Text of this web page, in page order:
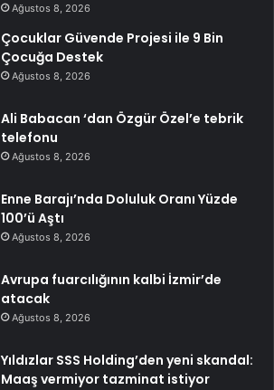
Ağustos 8, 2026
Çocuklar Güvende Projesi ile 9 Bin
Çocuğa Destek
Ağustos 8, 2026
Ali Babacan ‘dan Özgür Özel’e tebrik
telefonu
Ağustos 8, 2026
Enne Barajı’nda Doluluk Oranı Yüzde
100’ü Aştı
Ağustos 8, 2026
Avrupa fuarcılığının kalbi İzmir’de
atacak
Ağustos 8, 2026
Yıldızlar SSS Holding’den yeni skandal:
Maaş vermiyor tazminat istiyor